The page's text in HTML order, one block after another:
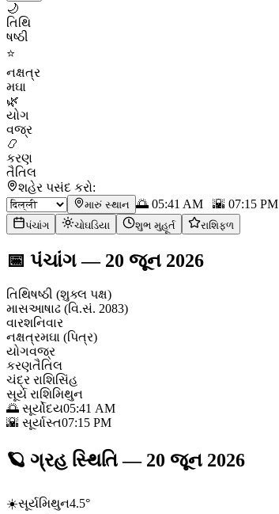
🌙
તિથિ
ષષ્ઠી
⭐
નક્ષત્ર
મઘા
🌿
યોગ
વજ્ર
📿
કરણ
તૈતિલ
શહેર પસંદ કરો:
મારું સ્થાન 🌅 05:41 AM 🌇 07:15 PM
પંચાંગ ચોઘડિયા શુભ મુહૂર્ત રાશિફળ
📅 પંચાંગ— 20 જૂન 2026
તિથિષષ્ઠી (શુક્લ પક્ષ)
માસઆષાઢ (વિ.સં. 2083)
વારશનિવાર
નક્ષત્રમઘા (પિત્ર)
યોગવજ્ર
કરણતૈતિલ
ચંદ્ર રાશિસિંહ
સૂર્ય રાશિમિથુન
🌅 સૂર્યોદય05:41 AM
🌇 સૂર્યાસ્ત07:15 PM
🪐 ગ્રહ સ્થિતિ— 20 જૂન 2026
☀️સૂર્યમિથુન4.5°